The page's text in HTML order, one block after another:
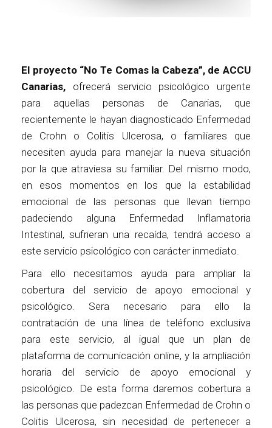
El proyecto “No Te Comas la Cabeza”, de ACCU
Canarias, ofrecerá servicio psicológico urgente
para aquellas personas de Canarias, que
recientemente le hayan diagnosticado Enfermedad
de Crohn o Colitis Ulcerosa, o familiares que
necesiten ayuda para manejar la nueva situación
por la que atraviesa su familiar. Del mismo modo,
en esos momentos en los que la estabilidad
emocional de las personas que llevan tiempo
padeciendo alguna Enfermedad Inflamatoria
Intestinal, sufrieran una recaída, tendrá acceso a
este servicio psicológico con carácter inmediato.
Para ello necesitamos ayuda para ampliar la
cobertura del servicio de apoyo emocional y
psicológico. Sera necesario para ello la
contratación de una línea de teléfono exclusiva
para este servicio, al igual que un plan de
plataforma de comunicación online, y la ampliación
horaria del servicio de apoyo emocional y
psicológico. De esta forma daremos cobertura a
las personas que padezcan Enfermedad de Crohn o
Colitis Ulcerosa, sin necesidad de pertenecer a